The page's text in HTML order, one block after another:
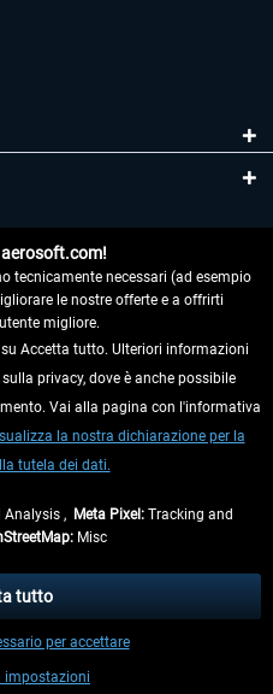
se non diversamente descritto.
Germania, i tempi di consegna per le
informazioni di spedizione
tecnicamente necessari (ad esempio
le nostre offerte e a offrirti
migliore.
Accetta tutto. Ulteriori informazioni
privacy, dove è anche possibile
Vai alla pagina con l'informativa
la nostra dichiarazione per la
tutela dei dati.
Analysis , Meta Pixel: Tracking and
Misc
impostazioni
per accettare
tutto